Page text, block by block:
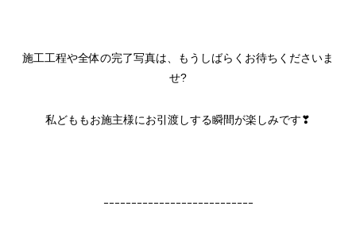
施工工程や全体の完了写真は、もうしばらくお待ちくださいま
せ?
私どももお施主様にお引渡しする瞬間が楽しみです❣
ｰｰｰｰｰｰｰｰｰｰｰｰｰｰｰｰｰｰｰｰｰｰｰｰｰｰｰ